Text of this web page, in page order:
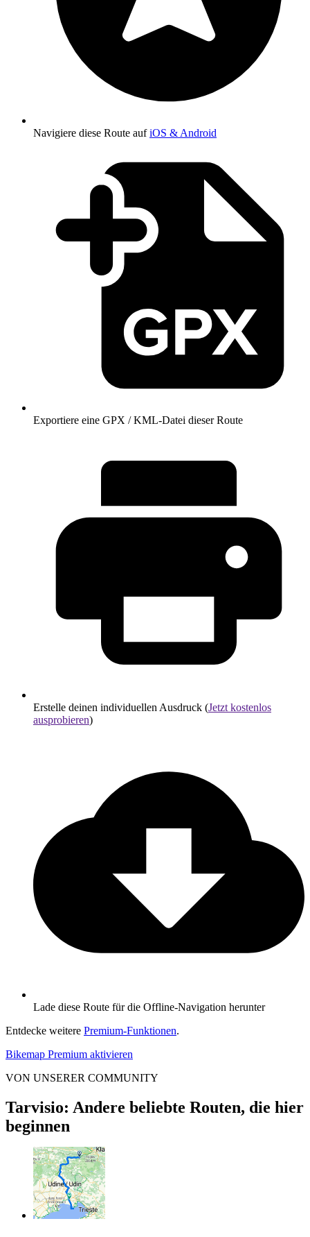
Navigiere diese Route aufiOS & Android
Exportiere eine GPX / KML-Datei dieser Route
Erstelle deinen individuellen Ausdruck (Jetzt kostenlos
ausprobieren)
Lade diese Route für die Offline-Navigation herunter
Entdecke weitere Premium-Funktionen.
Bikemap Premium aktivieren
VON UNSERER COMMUNITY
Tarvisio: Andere beliebte Routen, die hier
beginnen